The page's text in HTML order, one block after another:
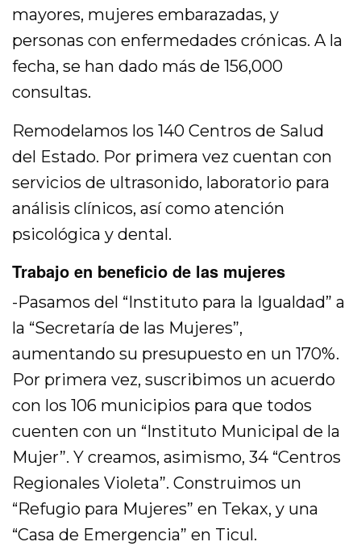
mayores, mujeres embarazadas, y
personas con enfermedades crónicas. A la
fecha, se han dado más de 156,000
consultas.
Remodelamos los 140 Centros de Salud
del Estado. Por primera vez cuentan con
servicios de ultrasonido, laboratorio para
análisis clínicos, así como atención
psicológica y dental.
Trabajo en beneficio de las mujeres
-Pasamos del “Instituto para la Igualdad” a
la “Secretaría de las Mujeres”,
aumentando su presupuesto en un 170%.
Por primera vez, suscribimos un acuerdo
con los 106 municipios para que todos
cuenten con un “Instituto Municipal de la
Mujer”. Y creamos, asimismo, 34 “Centros
Regionales Violeta”. Construimos un
“Refugio para Mujeres” en Tekax, y una
“Casa de Emergencia” en Ticul.